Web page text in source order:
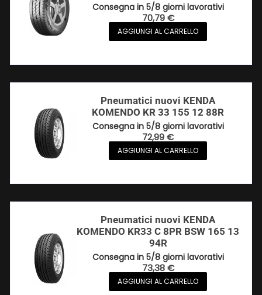
Consegna in 5/8 giorni lavorativi
70,79€
AGGIUNGI AL CARRELLO
Pneumatici nuovi KENDA
KOMENDO KR 33 155 12 88R
Consegna in 5/8 giorni lavorativi
72,99€
AGGIUNGI AL CARRELLO
Pneumatici nuovi KENDA
KOMENDO KR33 C 8PR BSW 165 13
94R
Consegna in 5/8 giorni lavorativi
73,38€
AGGIUNGI AL CARRELLO